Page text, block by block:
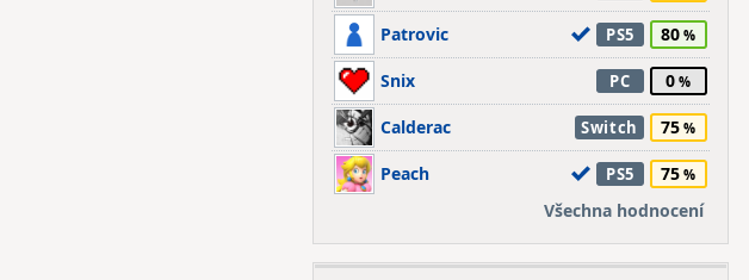
Patrovic PS5 80
Snix PC 0
Calderac Switch 75
Peach PS5
75
Všechna hodnocení